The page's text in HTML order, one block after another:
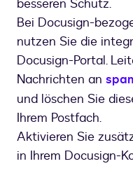
besseren Schutz.
Bei Docusign-
nutzen Sie die
Docusign-Portal.
Nachrichten an
und löschen Sie
Ihrem Postfach.
Aktivieren Sie
in Ihrem Docusign-